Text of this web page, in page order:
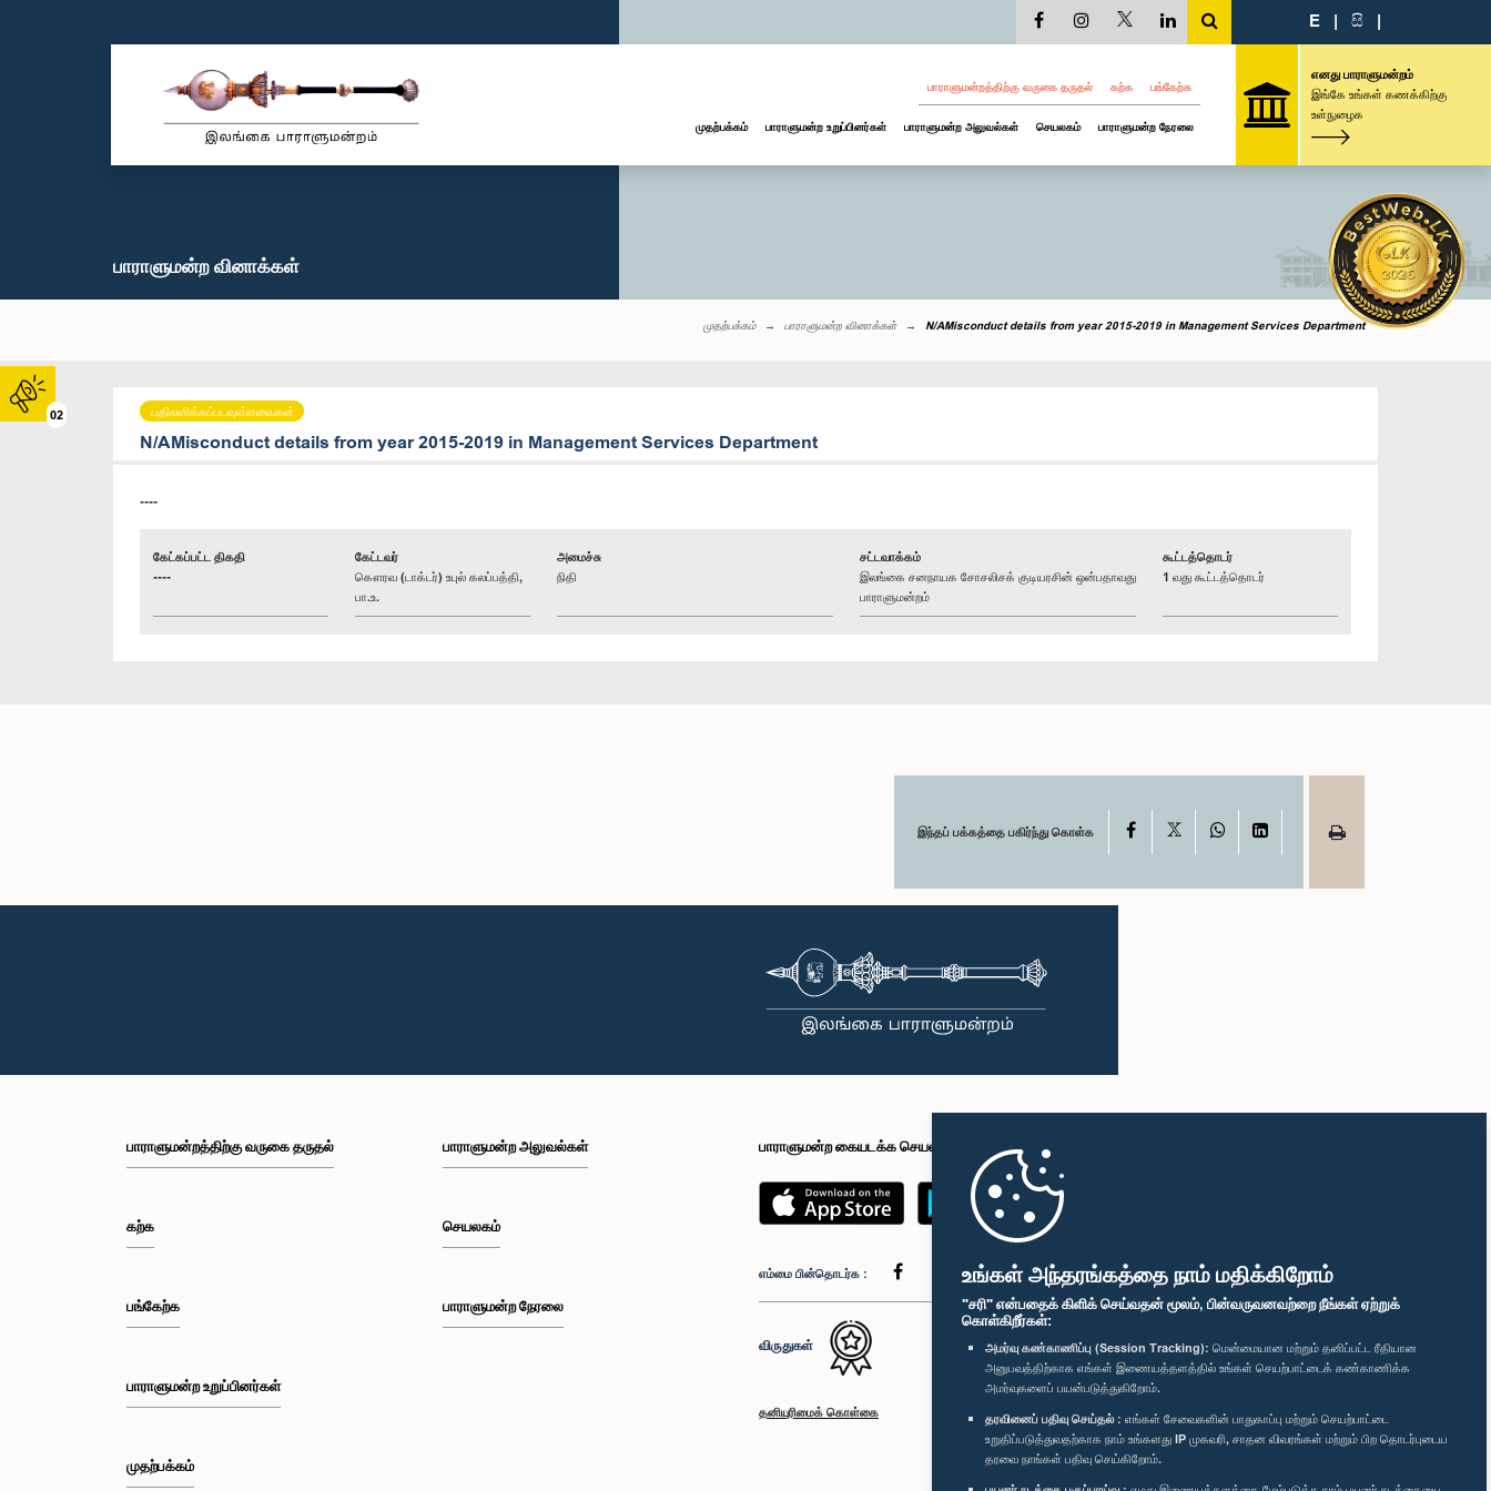
உங்கள் அந்தரங்கத்தை நாம் மதிக்கிறோம்
"சரி" என்பதைக் கிளிக் செய்வதன் மூலம், பின்வருவனவற்றை நீங்கள் ஏற்றுக்
கொள்கிறீர்கள்:
அமர்வு கண்காணிப்பு (Session Tracking): மென்மையான மற்றும் தனிப்பட்ட ரீதியான
அனுபவத்திற்காக எங்கள் இணையத்தளத்தில் உங்கள் செயற்பாட்டைக் கண்காணிக்க
அமர்வுகளைப் பயன்படுத்துகிறோம்.
தரவினைப் பதிவு செய்தல் : எங்கள் சேவைகளின் பாதுகாப்பு மற்றும் செயற்பாட்டை
உறுதிப்படுத்துவதற்காக நாம் உங்களது IP முகவரி, சாதன விவரங்கள் மற்றும் பிற தொடர்புடைய
தரவை நாங்கள் பதிவு செய்கிறோம்.
02
E | සි |
பாராளுமன்றத்திற்கு வருகை தருதல் கற்க பங்கேற்க
முதற்பக்கம் பாராளுமன்ற உறுப்பினர்கள் பாராளுமன்ற அலுவல்கள் செயலகம் பாராளுமன்ற நேரலை
எனது பாராளுமன்றம்
இங்கே உங்கள் கணக்கிற்கு
உள்நுழைக
பாராளுமன்ற வினாக்கள்
முதற்பக்கம் பாராளுமன்ற வினாக்கள் N/AMisconduct details from year 2015-2019 in Management Services Department
பதிலளிக்கப்படவுள்ளவைகள்
N/AMisconduct details from year 2015-2019 in Management Services Department
----
கேட்கப்பட்ட திகதி
----
கேட்டவர்
கௌரவ (டாக்டர்) உபுல் கலப்பத்தி,
பா.உ.
அமைச்சு
நிதி
சட்டவாக்கம்
இலங்கை சனநாயக சோசலிசக் குடியரசின் ஒன்பதாவது
பாராளுமன்றம்
கூட்டத்தொடர்
1 வது கூட்டத்தொடர்
இந்தப் பக்கத்தை பகிர்ந்து கொள்க Facebook WhatsAppLinkedIn
பாராளுமன்றத்திற்கு வருகை தருதல்
கற்க
பங்கேற்க
பாராளுமன்ற உறுப்பினர்கள்
முதற்பக்கம்
பாராளுமன்ற அலுவல்கள்
செயலகம்
பாராளுமன்ற நேரலை
பாராளுமன்ற கையடக்க செயலி
எம்மை பின்தொடர்க :
விருதுகள்
தனியுரிமைக் கொள்கை